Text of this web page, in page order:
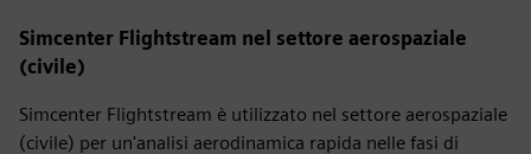
Simcenter Flightstream nel settore aerospaziale
(civile)
Simcenter Flightstream è utilizzato nel settore aerospaziale
(civile) per un'analisi aerodinamica rapida nelle fasi di